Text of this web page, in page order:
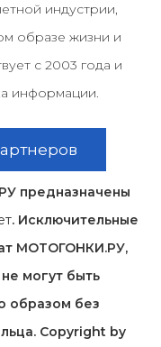
индустрии,
образе жизни и
с 2003 года и
информации.
предназначены
. Исключительные
МОТОГОНКИ.РУ,
могут быть
образом без
Copyright by